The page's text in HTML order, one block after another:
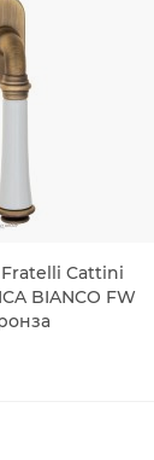
Cattini
BIANCO FW